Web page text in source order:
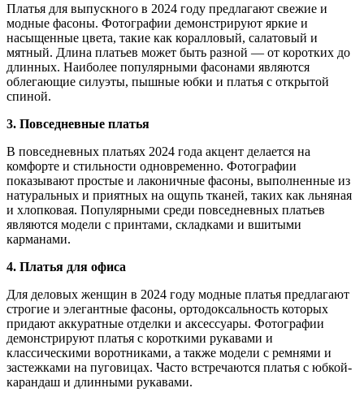
Платья для выпускного в 2024 году предлагают свежие и
модные фасоны. Фотографии демонстрируют яркие и
насыщенные цвета, такие как коралловый, салатовый и
мятный. Длина платьев может быть разной — от коротких до
длинных. Наиболее популярными фасонами являются
облегающие силуэты, пышные юбки и платья с открытой
спиной.
3. Повседневные платья
В повседневных платьях 2024 года акцент делается на
комфорте и стильности одновременно. Фотографии
показывают простые и лаконичные фасоны, выполненные из
натуральных и приятных на ощупь тканей, таких как льняная
и хлопковая. Популярными среди повседневных платьев
являются модели с принтами, складками и вшитыми
карманами.
4. Платья для офиса
Для деловых женщин в 2024 году модные платья предлагают
строгие и элегантные фасоны, ортодоксальность которых
придают аккуратные отделки и аксессуары. Фотографии
демонстрируют платья с короткими рукавами и
классическими воротниками, а также модели с ремнями и
застежками на пуговицах. Часто встречаются платья с юбкой-
карандаш и длинными рукавами.